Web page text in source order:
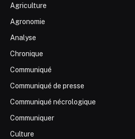
Agriculture
Agronomie
Analyse
Chronique
Communiqué
Communiqué de presse
Communiqué nécrologique
Communiquer
Culture